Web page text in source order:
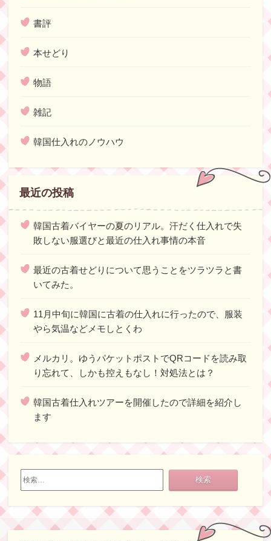
書評
本せどり
物語
雑記
韓国仕入れのノウハウ
最近の投稿
韓国古着バイヤーの夏のリアル。汗だく仕入れで失
敗しない服選びと最近の仕入れ事情の本音
最近の古着せどりについて思うことをツラツラと書
いてみた。
11月中旬に韓国に古着の仕入れに行ったので、服装
やら気温などメモしとくわ
メルカリ。ゆうパケットポストでQRコードを読み取
り忘れて、しかも控えもなし！対処法とは？
韓国古着仕入れツアーを開催したので詳細を紹介し
ます
検
索: